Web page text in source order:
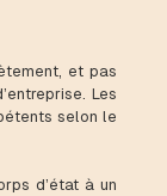
et pas
Les
selon le
d’état à un